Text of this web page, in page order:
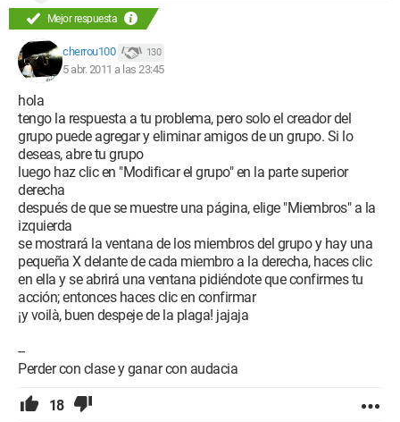
Mejor respuesta
cherrou100 130
5 abr. 2011 a las 23:45
hola
tengo la respuesta a tu problema, pero solo el creador del
grupo puede agregar y eliminar amigos de un grupo. Si lo
deseas, abre tu grupo
luego haz clic en "Modificar el grupo" en la parte superior
derecha
después de que se muestre una página, elige "Miembros" a la
izquierda
se mostrará la ventana de los miembros del grupo y hay una
pequeña X delante de cada miembro a la derecha, haces clic
en ella y se abrirá una ventana pidiéndote que confirmes tu
acción; entonces haces clic en confirmar
¡y voilà, buen despeje de la plaga! jajaja
--
Perder con clase y ganar con audacia
18